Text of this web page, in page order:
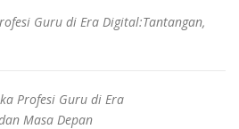
Guru di Era Digital:Tantangan,
Profesi Guru di Era
Masa Depan